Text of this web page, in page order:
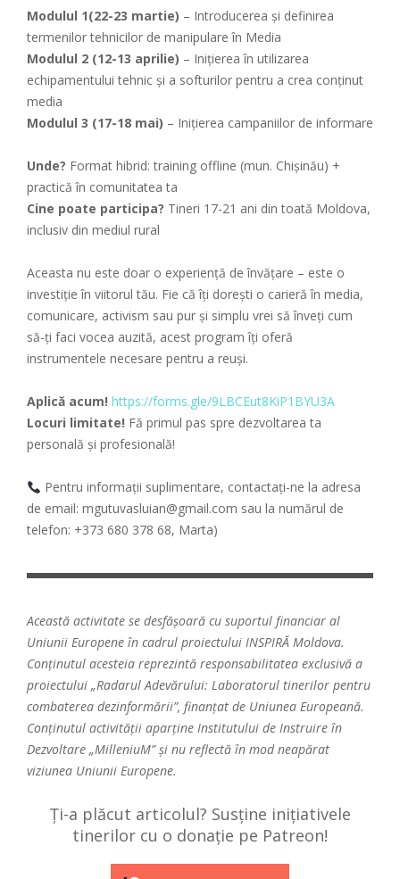
Modulul 1(22-23 martie) – Introducerea și definirea
termenilor tehnicilor de manipulare în Media
Modulul 2 (12-13 aprilie) – Inițierea în utilizarea
echipamentului tehnic și a softurilor pentru a crea conținut
media
Modulul 3 (17-18 mai) – Inițierea campaniilor de informare
Unde? Format hibrid: training offline (mun. Chișinău) +
practică în comunitatea ta
Cine poate participa? Tineri 17-21 ani din toată Moldova,
inclusiv din mediul rural
Aceasta nu este doar o experiență de învățare – este o
investiție în viitorul tău. Fie că îți dorești o carieră în media,
comunicare, activism sau pur și simplu vrei să înveți cum
să-ți faci vocea auzită, acest program îți oferă
instrumentele necesare pentru a reuși.
Aplică acum! https://forms.gle/9LBCEut8KiP1BYU3A
Locuri limitate! Fă primul pas spre dezvoltarea ta
personală și profesională!
Pentru informații suplimentare, contactați-ne la adresa
de email: mgutuvasluian@gmail.com sau la numărul de
telefon: +373 680 378 68, Marta)
Această activitate se desfășoară cu suportul financiar al
Uniunii Europene în cadrul proiectului INSPIRĂ Moldova.
Conținutul acesteia reprezintă responsabilitatea exclusivă a
proiectului „Radarul Adevărului: Laboratorul tinerilor pentru
combaterea dezinformării”, finanțat de Uniunea Europeană.
Conținutul activității aparține Institutului de Instruire în
Dezvoltare „MilleniuM” și nu reflectă în mod neapărat
viziunea Uniunii Europene.
Ți-a plăcut articolul? Susține inițiativele
tinerilor cu o donație pe Patreon!